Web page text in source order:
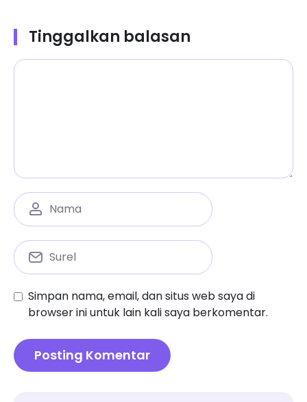
Tinggalkan balasan
Simpan nama, email, dan situs web saya di
browser ini untuk lain kali saya berkomentar.